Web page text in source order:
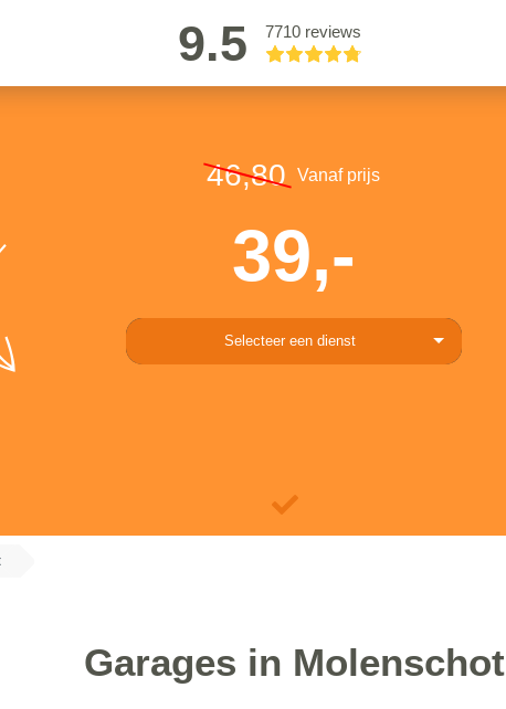
9.5 7710 reviews
46,80 Vanaf prijs
39,-
Selecteer een dienst
Garages in Molenschot